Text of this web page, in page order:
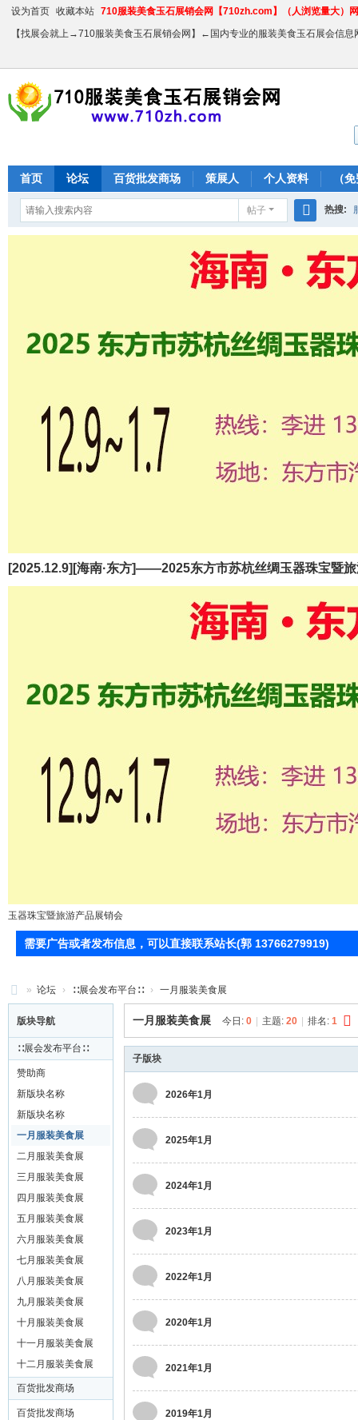
设为首页 收藏本站 710服装美食玉石展销会网【710zh.com】（人浏览量大）
【找展会就上→710服装美食玉石展销会网】←国内专业的服装美食玉石展会信息
首页 论坛 百货批发商场 策展人 个人资料 （
帖子
搜
索
热搜:
[2025.12.9][海南·东方]——2025东方市苏杭丝绸玉器珠宝暨
玉器珠宝暨旅游产品展销会
需要广告或者发布信息，可以直接联系站长(郭 13766279919)
71
0
服
玉
石
展
销
会
» 论坛 › ∷展会发布平台∷ › 一月服装美食展
版块导航
∷展会发布平台∷
赞助商
新版块名称
新版块名称
一月服装美食展
二月服装美食展
三月服装美食展
四月服装美食展
五月服装美食展
六月服装美食展
七月服装美食展
八月服装美食展
九月服装美食展
十月服装美食展
十一月服装美食展
十二月服装美食展
百货批发商场
百货批发商场
一月服装美食展 今日: 0 | 主题: 20 | 排名: 1
子版块
2026年1月
2025年1月
2024年1月
2023年1月
2022年1月
2020年1月
2021年1月
2019年1月